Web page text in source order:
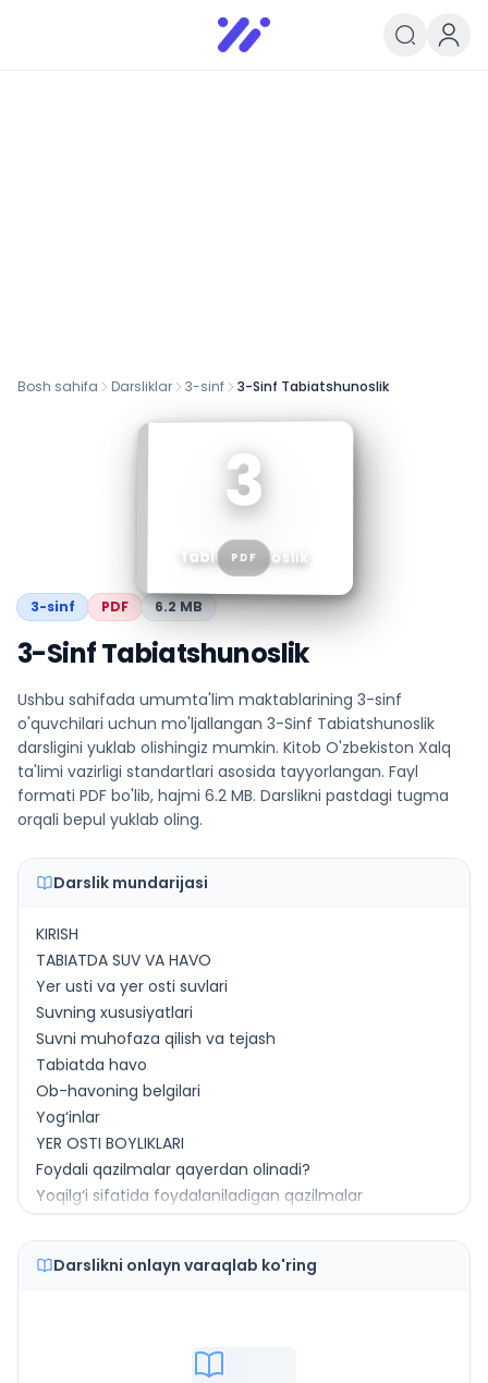
Infoedu
Ta&#039;lim xabarlari va
Bosh sahifa Darsliklar 3-sinf 3-Sinf Tabiatshunoslik
3
Tabiatshunoslik
PDF
3-sinf PDF 6.2 MB
3-Sinf Tabiatshunoslik
Ushbu sahifada umumta'lim maktablarining 3-sinf
o'quvchilari uchun mo'ljallangan 3-Sinf Tabiatshunoslik
darsligini yuklab olishingiz mumkin. Kitob O'zbekiston Xalq
ta'limi vazirligi standartlari asosida tayyorlangan. Fayl
formati PDF bo'lib, hajmi 6.2 MB. Darslikni pastdagi tugma
orqali bepul yuklab oling.
Darslik mundarijasi
KIRISH
TABIATDA SUV VA HAVO
Yer usti va yer osti suvlari
Suvning xususiyatlari
Suvni muhofaza qilish va tejash
Tabiatda havo
Ob-havoning belgilari
Yog‘inlar
YER OSTI BOYLIKLARI
Foydali qazilmalar qayerdan olinadi?
Yoqilg‘i sifatida foydalaniladigan qazilmalar
Foydali qazilmalardan oqilona foydalanish
Tuproqning unumdorligi va ahamiyati
Darslikni onlayn varaqlab ko'ring